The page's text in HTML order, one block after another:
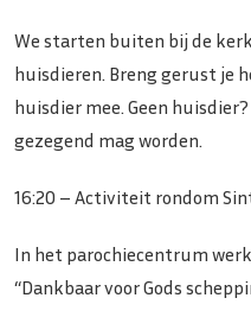
We starten buiten bij de
huisdieren. Breng gerust je
huisdier mee. Geen
gezegend mag worden.
16:20 – Activiteit rondom
In het parochiecentrum
“Dankbaar voor Gods